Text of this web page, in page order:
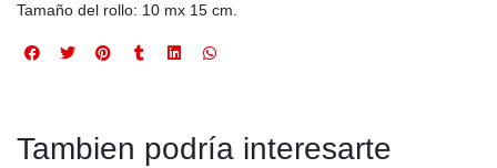
Tamaño del rollo: 10 mx 15 cm.
Tambien podría interesarte